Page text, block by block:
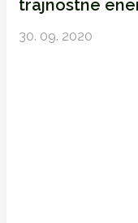
trajnostne
30. 09. 2020